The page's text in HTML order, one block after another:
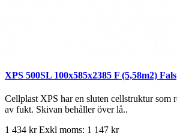
XPS 500SL 100x585x2385 F (5,58m2) Fals
Cellplast XPS har en sluten cellstruktur som
av fukt. Skivan behåller över lå..
1 434 krExkl moms: 1 147 kr